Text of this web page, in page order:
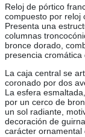
Reloj de pórtico
compuesto por reloj
Presenta una
columnas
bronce dorado,
presencia cromática
La caja central se
coronado por dos
La esfera
por un cerco de
un sol radiante,
decoración de
carácter ornamental